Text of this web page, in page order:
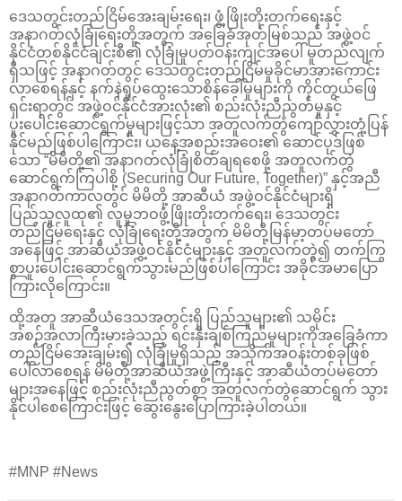
ဒေသတွင်းတည်ငြိမ်အေးချမ်းရေး၊ ဖွံ့ဖြိုးတိုးတက်ရေးနှင့်
အနာဂတ်လုံခြုံရေးတို့အတွက် အခြေခံအုတ်မြစ်သည် အဖွဲ့ဝင်
နိုင်ငံတစ်နိုင်ငံချင်းစီ၏ လုံခြုံမှုပတ်ဝန်းကျင်အပေါ် မူတည်လျက်
ရှိသဖြင့် အနာဂတ်တွင် ဒေသတွင်းတည်ငြိမ်မှုခိုင်မာအားကောင်း
လာစေရန်နှင့် နက်နဲရှုပ်ထွေးသောစိန်ခေါ်မှုများကို ကိုင်တွယ်ဖြေ
ရှင်းရာတွင် အဖွဲ့ဝင်နိုင်ငံအားလုံး၏ စည်းလုံးညီညွတ်မှုနှင့်
ပူးပေါင်းဆောင်ရွက်မှုများဖြင့်သာ အတူလက်တွဲကျော်လွှားတုံ့ပြန်
နိုင်မည်ဖြစ်ပါကြောင်း၊ ယနေ့အစည်းအဝေး၏ ဆောင်ပုဒ်ဖြစ်
သော “မိမိတို့၏ အနာဂတ်လုံခြုံစိတ်ချရစေဖို့ အတူလက်တွဲ
ဆောင်ရွက်ကြပါစို့ (Securing Our Future, Together)” နှင့်အညီ
အနာဂတ်ကာလတွင် မိမိတို့ အာဆီယံ အဖွဲ့ဝင်နိုင်ငံများရှိ
ပြည်သူလူထု၏ လူမှုဘဝဖွံ့ဖြိုးတိုးတက်ရေး၊ ဒေသတွင်း
တည်ငြိမ်ရေးနှင့် လုံခြုံရေးတို့အတွက် မိမိတို့မြန်မာ့တပ်မတော်
အနေဖြင့် အာဆီယံအဖွဲ့ဝင်နိုင်ငံများနှင့် အတူလက်တွဲ၍ တက်ကြွ
စွာပူးပေါင်းဆောင်ရွက်သွားမည်ဖြစ်ပါကြောင်း အခိုင်အမာပြော
ကြားလိုကြောင်း။
ထို့အတူ အာဆီယံဒေသအတွင်းရှိ ပြည်သူများ၏ သမိုင်း
အစဉ်အလာကြီးမားခဲ့သည့် ရင်းနှီးချစ်ကြည်မှုများကိုအခြေခံကာ
တည်ငြိမ်အေးချမ်း၍ လုံခြုံမှုရှိသည့် အသိုက်အဝန်းတစ်ခုဖြစ်
ပေါ်လာစေရန် မိမိတို့အာဆီယံအဖွဲ့ကြီးနှင့် အာဆီယံတပ်မတော်
များအနေဖြင့် စည်းလုံးညီညွတ်စွာ အတူလက်တွဲဆောင်ရွက် သွား
နိုင်ပါစေကြောင်းဖြင့် ဆွေးနွေးပြောကြားခဲ့ပါတယ်။
#MNP #News